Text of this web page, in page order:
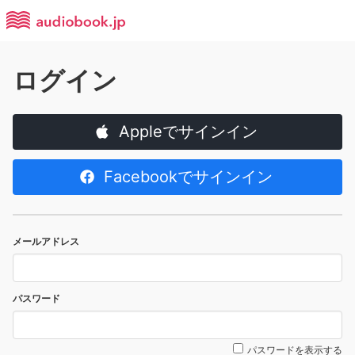
ログイン
Appleでサインイン
Facebookでサインイン
メールアドレス
パスワード
パスワードを表示する